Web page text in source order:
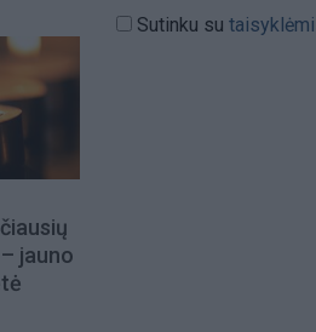
jauno
Sutinku su